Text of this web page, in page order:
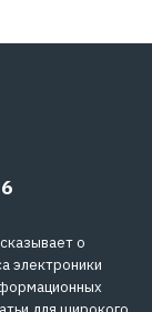
о
электроники